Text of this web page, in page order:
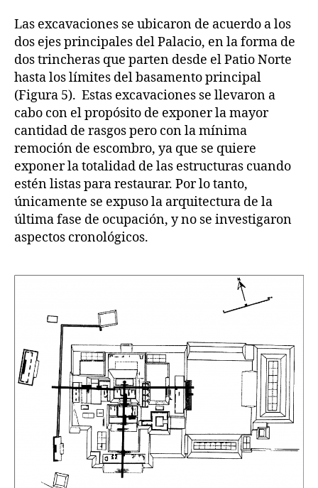
Las excavaciones se ubicaron de acuerdo a los
dos ejes principales del Palacio, en la forma de
dos trincheras que parten desde el Patio Norte
hasta los límites del basamento principal
(Figura 5). Estas excavaciones se llevaron a
cabo con el propósito de exponer la mayor
cantidad de rasgos pero con la mínima
remoción de escombro, ya que se quiere
exponer la totalidad de las estructuras cuando
estén listas para restaurar. Por lo tanto,
únicamente se expuso la arquitectura de la
última fase de ocupación, y no se investigaron
aspectos cronológicos.